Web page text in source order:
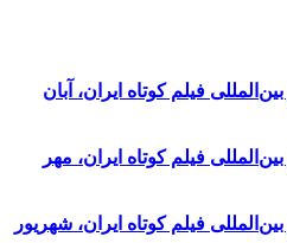
فیلم کوتاه ایران، آبان
فیلم کوتاه ایران، مهر
فیلم کوتاه ایران، شهریور